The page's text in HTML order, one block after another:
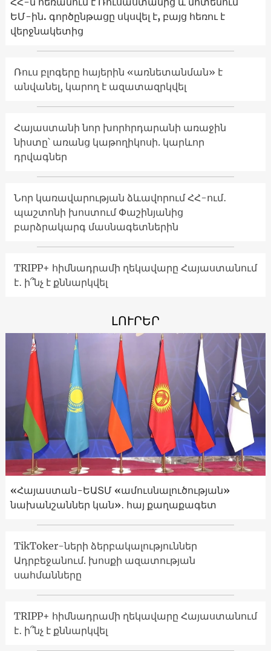
ԵՄ-ին. գործընթացը սկսվել է, բայց հեռու է
վերջնակետից
Ռուս բլոգերը հայերին «առնետանման» է
անվանել, կարող է ազատազրկվել
Հայաստանի նոր խորհրդարանի առաջին
նիստը՝ առանց կաթողիկոսի. կարևոր
դրվագներ
Նոր կառավարության ձևավորում ՀՀ-ում․
պաշտոնի խոստում Փաշինյանից
բարձրակարգ մասնագետներին
TRIPP+ հիմնադրամի ղեկավարը Հայաստանում
է․ ի՞նչ է քննարկվել
ԼՈՒՐԵՐ
«Հայաստան-ԵԱՏՄ «ամուսնալուծության»
նախանշաններ կան»․ հայ քաղաքագետ
TikToker-ների ձերբակալություններ
Ադրբեջանում. խոսքի ազատության
սահմանները
TRIPP+ հիմնադրամի ղեկավարը Հայաստանում
է․ ի՞նչ է քննարկվել